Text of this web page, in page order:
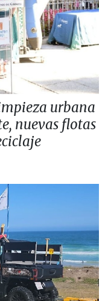
urbana
nuevas flotas